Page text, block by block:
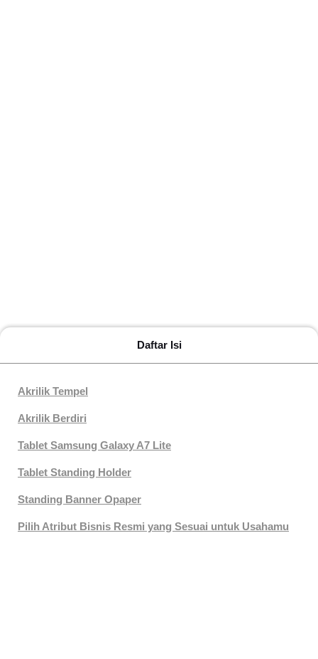
Daftar Isi
Akrilik Tempel
Akrilik Berdiri
Tablet Samsung Galaxy A7 Lite
Tablet Standing Holder
Standing Banner Opaper
Pilih Atribut Bisnis Resmi yang Sesuai untuk Usahamu